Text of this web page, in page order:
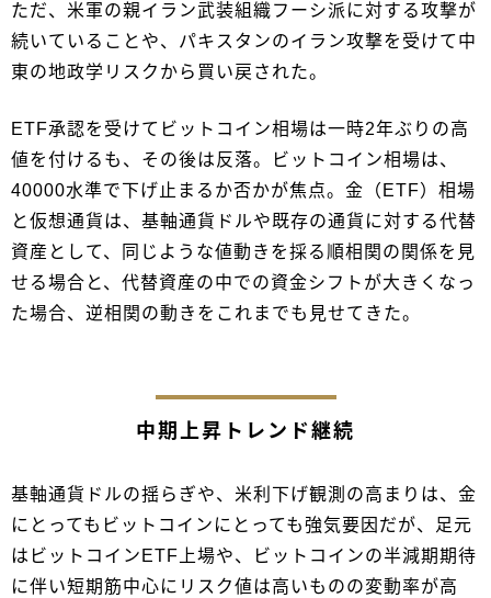
ただ、米軍の親イラン武装組織フーシ派に対する攻撃が
続いていることや、パキスタンのイラン攻撃を受けて中
東の地政学リスクから買い戻された。
ETF承認を受けてビットコイン相場は一時2年ぶりの高
値を付けるも、その後は反落。ビットコイン相場は、
40000水準で下げ止まるか否かが焦点。金（ETF）相場
と仮想通貨は、基軸通貨ドルや既存の通貨に対する代替
資産として、同じような値動きを採る順相関の関係を見
せる場合と、代替資産の中での資金シフトが大きくなっ
た場合、逆相関の動きをこれまでも見せてきた。
中期上昇トレンド継続
基軸通貨ドルの揺らぎや、米利下げ観測の高まりは、金
にとってもビットコインにとっても強気要因だが、足元
はビットコインETF上場や、ビットコインの半減期期待
に伴い短期筋中心にリスク値は高いものの変動率が高